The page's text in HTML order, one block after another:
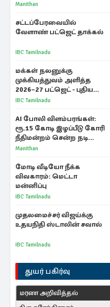
Manithan
சட்டப்பேரவையில்
வேளாண் பட்ஜெட் தாக்கல்
IBC Tamilnadu
மக்கள் நலனுக்கு
முக்கியத்துவம் அளித்த
2026–27 பட்ஜெட் - புதிய
நலத்திட்டங்கள்
IBC Tamilnadu
AI போலி விளம்பரங்கள்:
ரூ.15 கோடி இழப்பீடு கோரி
நீதிமன்றம் சென்ற நடிகை
ஸ்ருதி ஹாசன்!
Manithan
மோடி வீடியோ நீக்க
விவகாரம்: மெட்டா
மன்னிப்பு
IBC Tamilnadu
முதலமைச்சர் விஜய்க்கு
உதயநிதி ஸ்டாலின் சவால்
IBC Tamilnadu
துயர் பகிர்வு
மரண அறிவித்தல்